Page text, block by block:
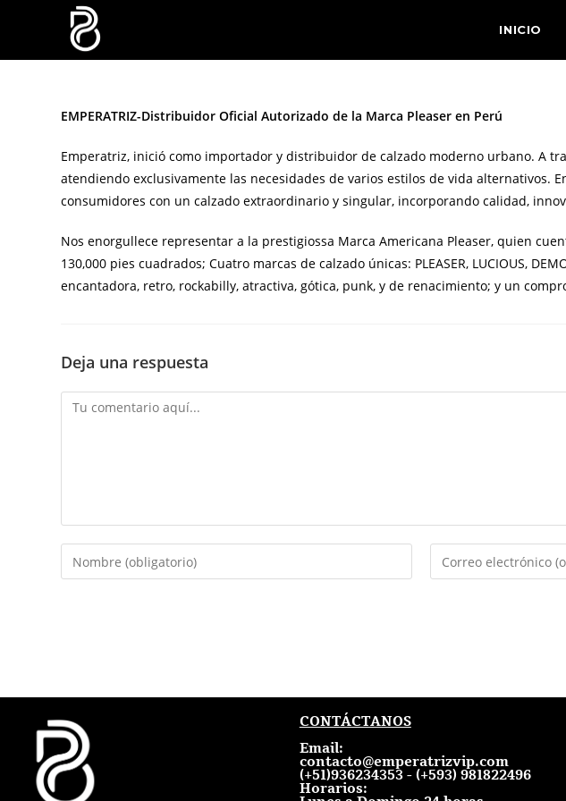
INICIO
EMPERATRIZ-Distribuidor Oficial Autorizado de la Marca Pleaser en Perú
Emperatriz, inició como importador y distribuidor de calzado moderno urbano. A
atendiendo exclusivamente las necesidades de varios estilos de vida alternativos.
consumidores con un calzado extraordinario y singular, incorporando calidad,
Nos enorgullece representar a la prestigiossa Marca Americana Pleaser, quien
130,000 pies cuadrados; Cuatro marcas de calzado únicas: PLEASER, LUCIOUS,
encantadora, retro, rockabilly, atractiva, gótica, punk, y de renacimiento; y un
Deja una respuesta
CONTÁCTANOS
Email:
contacto@emperatrizvip.com
(+51)936234353 - (+593) 981822496
Horarios: